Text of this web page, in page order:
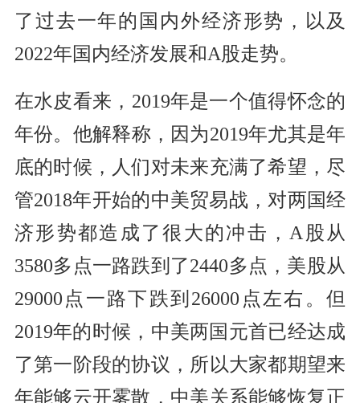
了过去一年的国内外经济形势，以及
2022年国内经济发展和A股走势。
在水皮看来，2019年是一个值得怀念的
年份。他解释称，因为2019年尤其是年
底的时候，人们对未来充满了希望，尽
管2018年开始的中美贸易战，对两国经
济形势都造成了很大的冲击，A股从
3580多点一路跌到了2440多点，美股从
29000点一路下跌到26000点左右。但
2019年的时候，中美两国元首已经达成
了第一阶段的协议，所以大家都期望来
年能够云开雾散，中美关系能够恢复正